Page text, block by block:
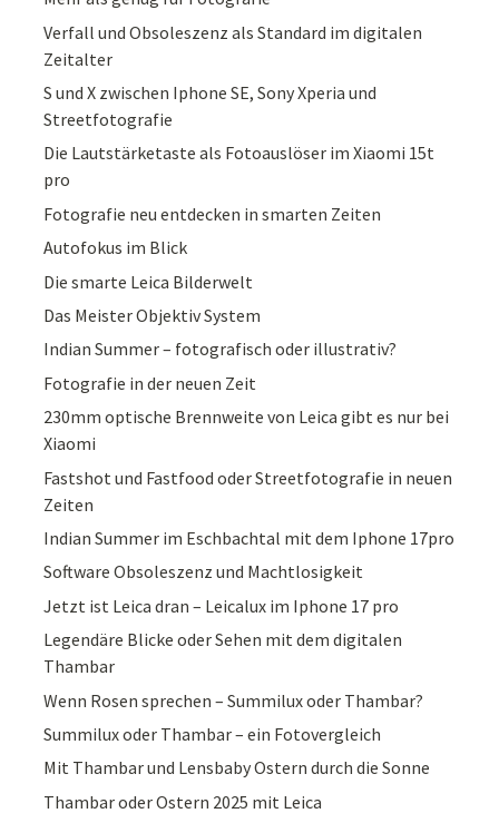
Verfall und Obsoleszenz als Standard im digitalen
Zeitalter
S und X zwischen Iphone SE, Sony Xperia und
Streetfotografie
Die Lautstärketaste als Fotoauslöser im Xiaomi 15t
pro
Fotografie neu entdecken in smarten Zeiten
Autofokus im Blick
Die smarte Leica Bilderwelt
Das Meister Objektiv System
Indian Summer – fotografisch oder illustrativ?
Fotografie in der neuen Zeit
230mm optische Brennweite von Leica gibt es nur bei
Xiaomi
Fastshot und Fastfood oder Streetfotografie in neuen
Zeiten
Indian Summer im Eschbachtal mit dem Iphone 17pro
Software Obsoleszenz und Machtlosigkeit
Jetzt ist Leica dran – Leicalux im Iphone 17 pro
Legendäre Blicke oder Sehen mit dem digitalen
Thambar
Wenn Rosen sprechen – Summilux oder Thambar?
Summilux oder Thambar – ein Fotovergleich
Mit Thambar und Lensbaby Ostern durch die Sonne
Thambar oder Ostern 2025 mit Leica